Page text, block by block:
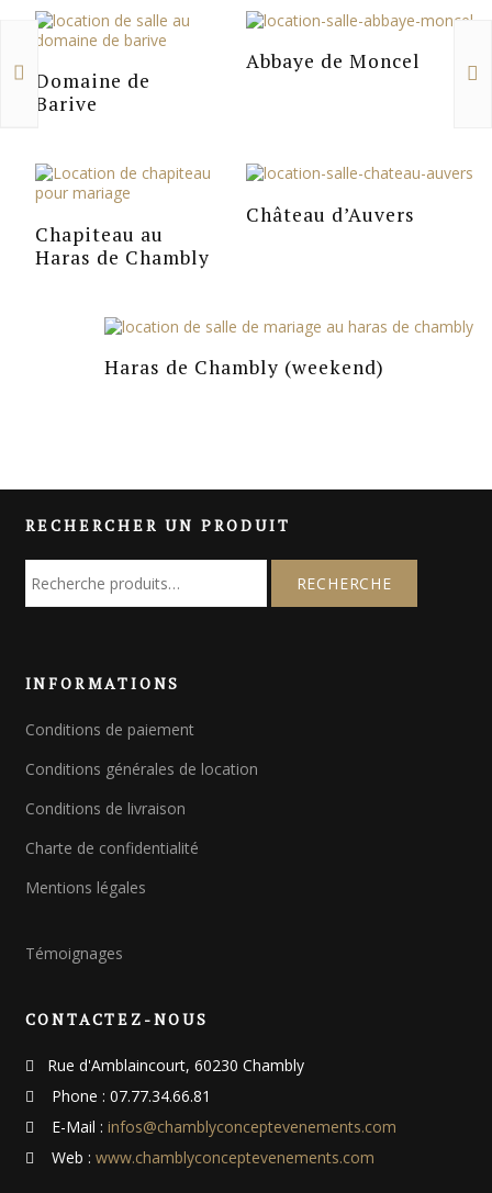
Abbaye de Moncel
Domaine de
Barive
Château d’Auvers
Chapiteau au
Haras de Chambly
Haras de Chambly (weekend)
RECHERCHER UN PRODUIT
e
r
h
p
o
r
:
INFORMATIONS
Conditions de paiement
Conditions générales de location
Conditions de livraison
Charte de confidentialité
Mentions légales
Témoignages
CONTACTEZ-NOUS
Rue d'Amblaincourt, 60230 Chambly
Phone : 07.77.34.66.81
E-Mail : infos@chamblyconceptevenements.com
Web : www.chamblyconceptevenements.com